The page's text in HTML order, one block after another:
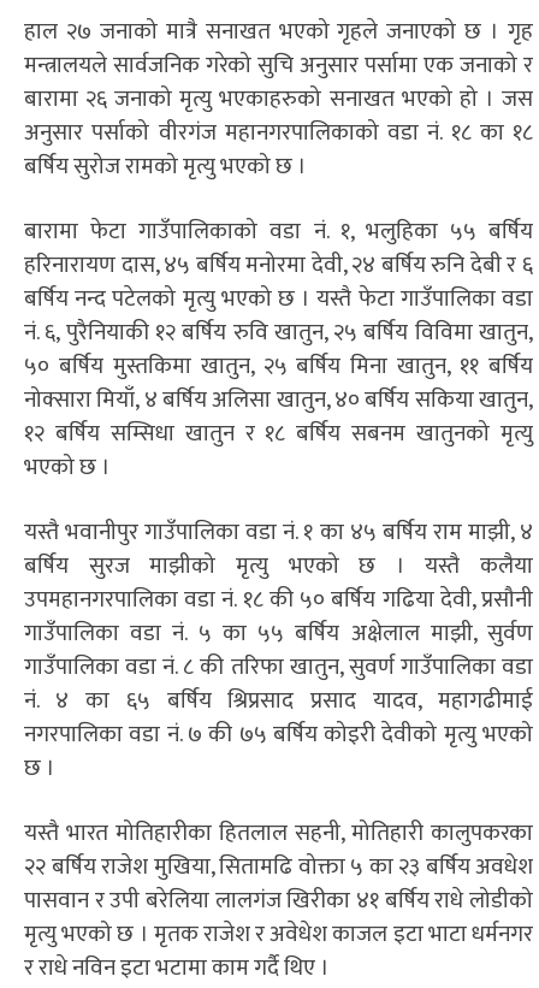
हाल २७ जनाको मात्रै सनाखत भएको गृहले जनाएको छ । गृह
मन्त्रालयले सार्वजनिक गरेको सुचि अनुसार पर्सामा एक जनाको र
बारामा २६ जनाको मृत्यु भएकाहरुको सनाखत भएको हो । जस
अनुसार पर्साको वीरगंज महानगरपालिकाको वडा नं. १८ का १८
बर्षिय सुरोज रामको मृत्यु भएको छ ।
बारामा फेटा गाउँपालिकाको वडा नं. १, भलुहिका ५५ बर्षिय
हरिनारायण दास, ४५ बर्षिय मनोरमा देवी, २४ बर्षिय रुनि देबी र ६
बर्षिय नन्द पटेलको मृत्यु भएको छ । यस्तै फेटा गाउँपालिका वडा
नं. ६, पुरैनियाकी १२ बर्षिय रुवि खातुन, २५ बर्षिय विविमा खातुन,
५० बर्षिय मुस्तकिमा खातुन, २५ बर्षिय मिना खातुन, ११ बर्षिय
नोक्सारा मियाँ, ४ बर्षिय अलिसा खातुन, ४० बर्षिय सकिया खातुन,
१२ बर्षिय सम्सिधा खातुन र १८ बर्षिय सबनम खातुनको मृत्यु
भएको छ ।
यस्तै भवानीपुर गाउँपालिका वडा नं. १ का ४५ बर्षिय राम माझी, ४
बर्षिय सुरज माझीको मृत्यु भएको छ । यस्तै कलैया
उपमहानगरपालिका वडा नं. १८ की ५० बर्षिय गढिया देवी, प्रसौनी
गाउँपालिका वडा नं. ५ का ५५ बर्षिय अक्षेलाल माझी, सुर्वण
गाउँपालिका वडा नं. ८ की तरिफा खातुन, सुवर्ण गाउँपालिका वडा
नं. ४ का ६५ बर्षिय श्रिप्रसाद प्रसाद यादव, महागढीमाई
नगरपालिका वडा नं. ७ की ७५ बर्षिय कोइरी देवीको मृत्यु भएको
छ ।
यस्तै भारत मोतिहारीका हितलाल सहनी, मोतिहारी कालुपकरका
२२ बर्षिय राजेश मुखिया, सितामढि वोक्ता ५ का २३ बर्षिय अवधेश
पासवान र उपी बरेलिया लालगंज खिरीका ४१ बर्षिय राधे लोडीको
मृत्यु भएको छ । मृतक राजेश र अवेधेश काजल इटा भाटा धर्मनगर
र राधे नविन इटा भटामा काम गर्दै थिए ।